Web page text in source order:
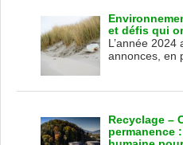
et défis qui
L’année 2024
annonces, en
Recyclage –
permanence